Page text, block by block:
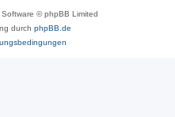
© phpBB Limited
durch phpBB.de